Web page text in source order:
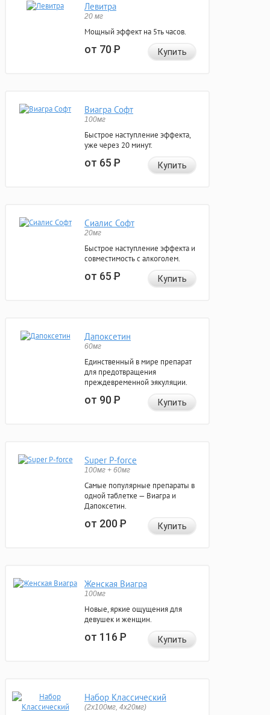
Левитра
20 мг
Мощный эффект на 5ть часов.
от 70Р Купить
Виагра Софт
100мг
Быстрое наступление эффекта,
уже через 20 минут.
от 65Р Купить
Сиалис Софт
20мг
Быстрое наступление эффекта и
совместимость с алкоголем.
от 65Р Купить
Дапоксетин
60мг
Единственный в мире препарат
для предотвращения
преждевременной эякуляции.
от 90Р Купить
Super P-force
100мг + 60мг
Самые популярные препараты в
одной таблетке — Виагра и
Дапоксетин.
от 200Р Купить
Женская Виагра
100мг
Новые, яркие ощущения для
девушек и женщин.
от 116Р Купить
Набор Классический
(2x100мг, 4x20мг)